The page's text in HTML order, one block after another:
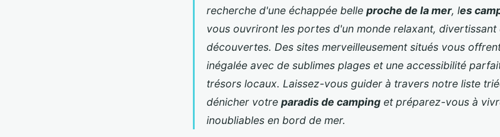
recherche d'une échappée belle proche de la mer, les
vous ouvriront les portes d'un monde relaxant, divertissant
découvertes. Des sites merveilleusement situés vous
inégalée avec de sublimes plages et une accessibilité
trésors locaux. Laissez-vous guider à travers notre liste
dénicher votre paradis de camping et préparez-vous à
inoubliables en bord de mer.